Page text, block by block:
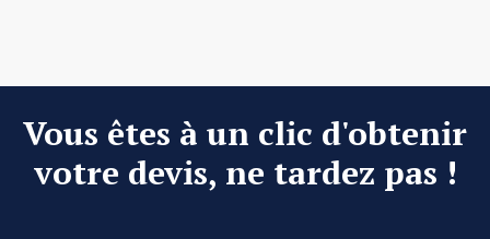
Vous êtes à un clic d'obtenir
votre devis, ne tardez pas !